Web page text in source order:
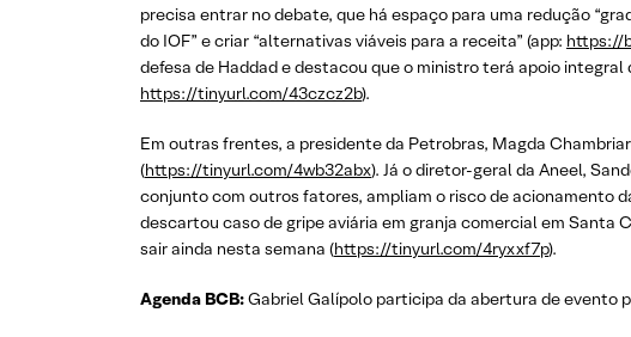
precisa entrar no debate, que há espaço para uma redução
do IOF” e criar “alternativas viáveis para a receita” (app: https://
defesa de Haddad e destacou que o ministro terá apoio
https://tinyurl.com/43czcz2b).
Em outras frentes, a presidente da Petrobras, Magda
(https://tinyurl.com/4wb32abx). Já o diretor-geral da Aneel,
conjunto com outros fatores, ampliam o risco de acionamento
descartou caso de gripe aviária em granja comercial em Santa
sair ainda nesta semana (https://tinyurl.com/4ryxxf7p).
Agenda BCB:Gabriel Galípolo participa da abertura de evento